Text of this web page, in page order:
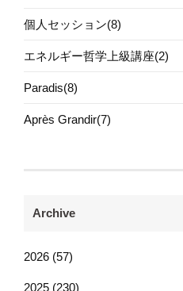
個人セッション(8)
エネルギー哲学上級講座(2)
Paradis(8)
Après Grandir(7)
Archive
2026 (57)
2025 (230)